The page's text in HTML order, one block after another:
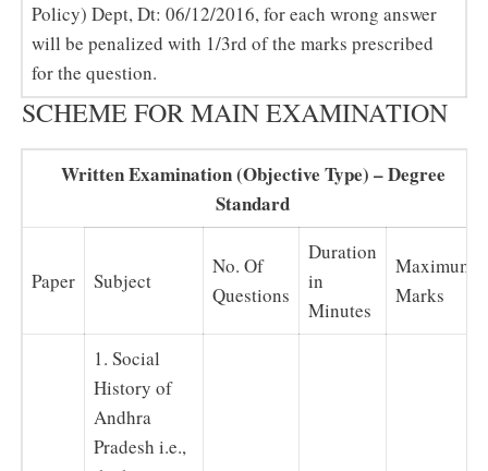
Policy) Dept, Dt: 06/12/2016, for each wrong answer
will be penalized with 1/3rd of the marks prescribed
for the question.
SCHEME FOR MAIN EXAMINATION
Written Examination (Objective Type) – Degree
Standard
Paper Subject
No. Of
Questions
Duration
in
Minutes
Maximum
Marks
1. Social
History of
Andhra
Pradesh i.e.,